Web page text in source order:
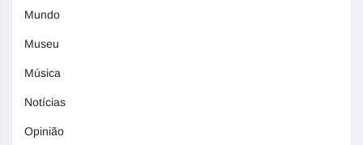
Mundo
Museu
Música
Notícias
Opinião